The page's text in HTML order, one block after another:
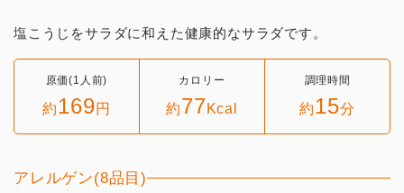
塩こうじをサラダに和えた健康的なサラダです。
原価(1人前)
約169円
カロリー
約77Kcal
調理時間
約15分
アレルゲン(8品目)